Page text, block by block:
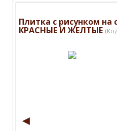
Плитка с рисунком
КРАСНЫЕ И ЖЕЛТЫЕ
◄